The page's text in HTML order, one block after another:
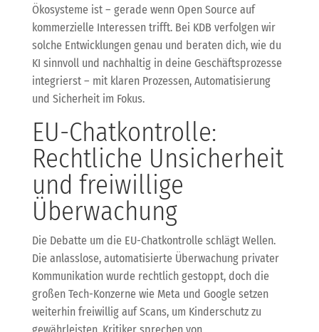
Ökosysteme ist – gerade wenn Open Source auf
kommerzielle Interessen trifft. Bei KDB verfolgen wir
solche Entwicklungen genau und beraten dich, wie du
KI sinnvoll und nachhaltig in deine Geschäftsprozesse
integrierst – mit klaren Prozessen, Automatisierung
und Sicherheit im Fokus.
EU-Chatkontrolle:
Rechtliche Unsicherheit
und freiwillige
Überwachung
Die Debatte um die EU-Chatkontrolle schlägt Wellen.
Die anlasslose, automatisierte Überwachung privater
Kommunikation wurde rechtlich gestoppt, doch die
großen Tech-Konzerne wie Meta und Google setzen
weiterhin freiwillig auf Scans, um Kinderschutz zu